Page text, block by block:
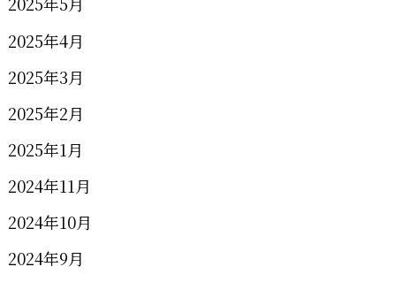
2025年4月
2025年3月
2025年2月
2025年1月
2024年11月
2024年10月
2024年9月